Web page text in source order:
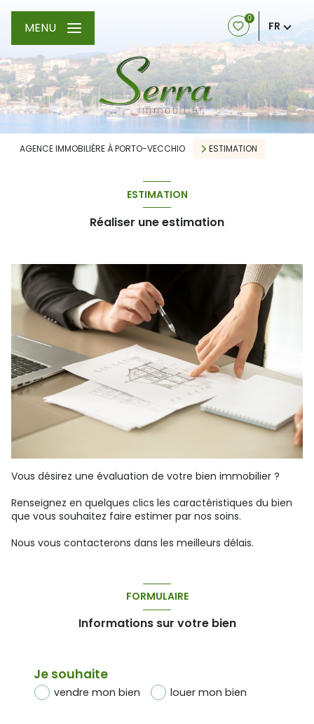
0
FR
MENU
AGENCE IMMOBILIÈRE À PORTO-VECCHIO ESTIMATION
ESTIMATION
Réaliser une estimation
Vous désirez une évaluation de votre bien immobilier ?
Renseignez en quelques clics les caractéristiques du bien
que vous souhaitez faire estimer par nos soins.
Nous vous contacterons dans les meilleurs délais.
FORMULAIRE
Informations sur votre bien
Je souhaite
vendre mon bien louer mon bien